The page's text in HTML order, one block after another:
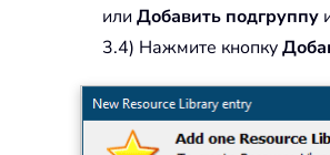
или Добавить подгруппу
3.4) Нажмите кнопку